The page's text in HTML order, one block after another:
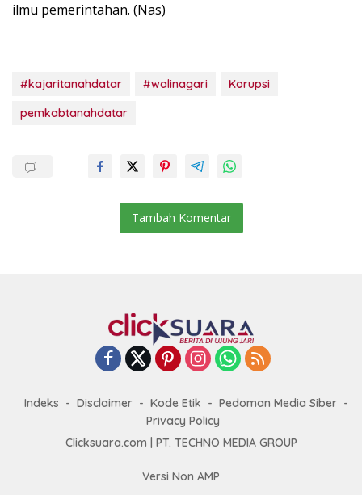
ilmu pemerintahan. (Nas)
#kajaritanahdatar #walinagari
Korupsi
pemkabtanahdatar
Tambah Komentar
Indeks Disclaimer Kode Etik
Pedoman Media Siber
Privacy Policy
Clicksuara.com | PT. TECHNO MEDIA GROUP
Versi Non AMP